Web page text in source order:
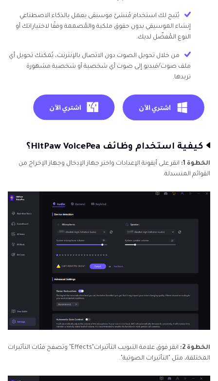
يُتيح لك استخدام مُنشئ موسيقى يعمل بالذكاء الاصطناعي
إنشاء الموسيقى بدون حقوق ملكية والمُصممة وفقًا لاختياراتك أو
النوع المُفضّل لديك.
من خلال تحويل الصوت دون الاتصال بالإنترنت، يُمكنك تحويل أي
ملف صوت/فيديو إلى صوت أي شخصية أو شخصية مشهورة
تريدها.
كيفية استخدام وظائف HitPaw VoicePea؟
الخطوة 1:
انقر على أيقونة الإعدادات واختر جهاز الإدخال وجهاز الإخراج من
القوائم المنسدلة.
الخطوة 2:
انقر فوق علامة التبويب التأثيرات"Effects" وتصفح فئات التأثيرات
المختلفة، مثل "التأثيرات الصوتية".